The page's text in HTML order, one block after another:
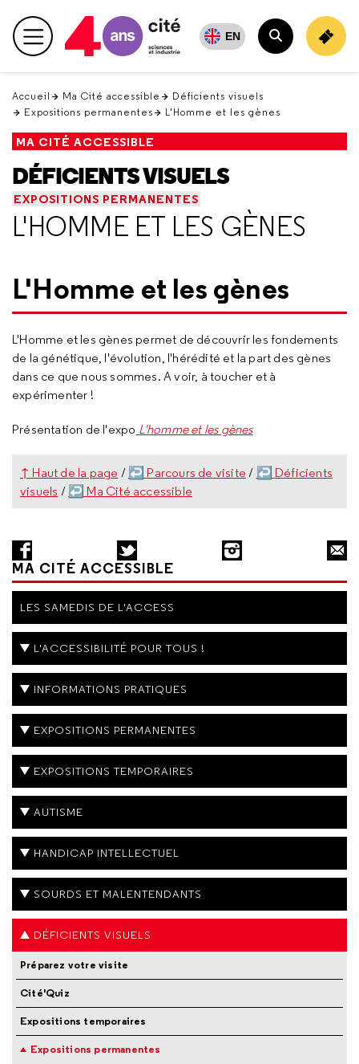
en
haut Menu principal EN
Rechercher
Accueil Ma Cité accessible
Déficients visuels
Expositions permanentes
L'Homme et les gènes
MA CITÉ ACCESSIBLE
DÉFICIENTS VISUELS
EXPOSITIONS PERMANENTES
L'HOMME ET LES GÈNES
L'Homme et les gènes
L'Homme et les gènes permet de découvrir les fondements
de la génétique, l'évolution, l'hérédité et la part des gènes
dans ce que nous sommes. A voir, à toucher et à
expérimenter !
Présentation de l'expo L'homme et les gènes
↑ Haut de la page / ↩ Parcours de visite / ↩ Déficients
visuels / ↩ Ma Cité accessible
MA CITÉ ACCESSIBLE
LES SAMEDIS DE L'ACCESS
L'ACCESSIBILITÉ POUR TOUS !
INFORMATIONS PRATIQUES
EXPOSITIONS PERMANENTES
EXPOSITIONS TEMPORAIRES
AUTISME
HANDICAP INTELLECTUEL
SOURDS ET MALENTENDANTS
DÉFICIENTS VISUELS
Préparez votre visite
Cité'Quiz
Expositions temporaires
Expositions permanentes